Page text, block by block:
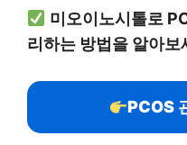
미오이노시톨로
리하는 방법을 알아보
PCOS